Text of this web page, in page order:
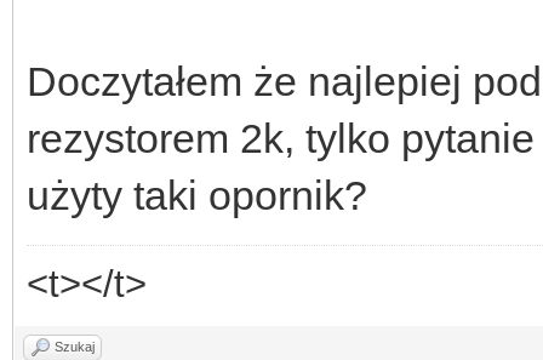
Doczytałem że najlepiej
rezystorem 2k, tylko
użyty taki opornik?
<t></t>
Szukaj